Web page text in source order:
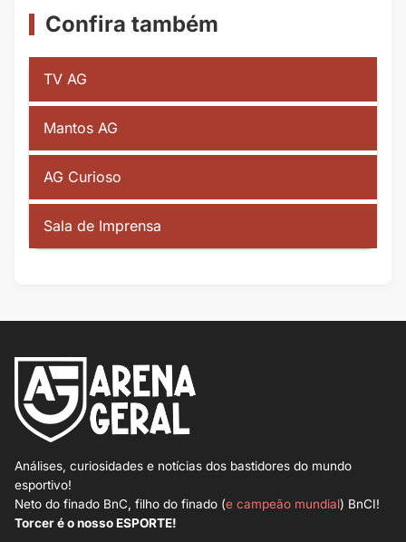
Confira também
TV AG
Mantos AG
AG Curioso
Sala de Imprensa
Análises, curiosidades e notícias dos bastidores do mundo
esportivo!
Neto do finado BnC, filho do finado (e campeão mundial) BnCI!
Torcer é o nosso ESPORTE!